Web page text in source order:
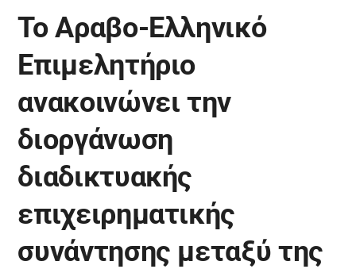
Το Αραβο-Ελληνικό
Επιμελητήριο
ανακοινώνει την
διοργάνωση
διαδικτυακής
επιχειρηματικής
συνάντησης μεταξύ της